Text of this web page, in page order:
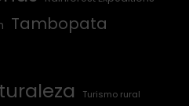
Tambopata
Turismo rural